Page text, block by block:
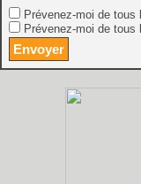
Prévenez-moi de
Prévenez-moi de